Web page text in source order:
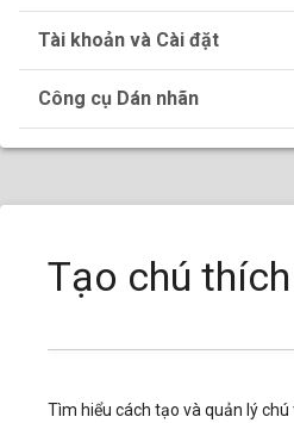
Tài khoản và Cài đặt
Công cụ Dán nhãn
Tạo chú thích
Tìm hiểu cách tạo và quản lý